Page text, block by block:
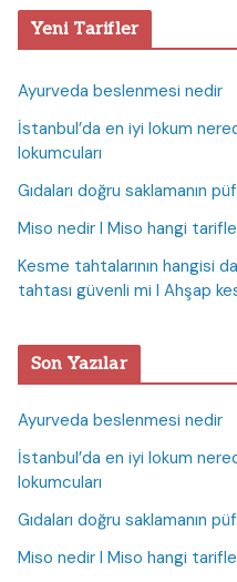
Yeni Tarifler
Ayurveda beslenmesi nedir
İstanbul’da en iyi lokum
lokumcuları
Gıdaları doğru saklamanın
Miso nedir I Miso hangi
Kesme tahtalarının hangisi
tahtası güvenli mi I Ahşap
Son Yazılar
Ayurveda beslenmesi nedir
İstanbul’da en iyi lokum
lokumcuları
Gıdaları doğru saklamanın
Miso nedir I Miso hangi